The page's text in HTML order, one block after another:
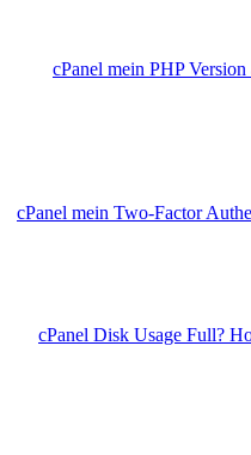
cPanel mein PHP
cPanel mein Two-Factor
cPanel Disk Usage Full?